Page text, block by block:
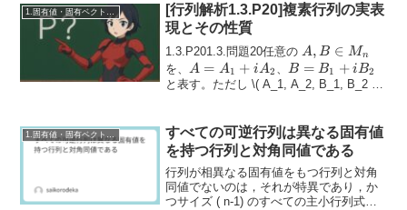
[行列解析1.3.P20]複素行列の実表
現とその性質
1.3.P201.3.問題20任意の A, B
\in
M_n
A, B ∈ Mn
を、 A =
A_1
A = A1 + iA2
B =
B_1
B = B1 + iB2
と表す。ただし\( A_1, A_2, B_1, B_2 \in
1.固有値・固有ベクトル・相似
すべての可逆行列は異なる固有値
を持つ行列と対角同値である
行列が相異なる固有値をもつ行列と対角
同値でないのは，それが特異であり，か
つサイズ ( n-1) のすべての主小行列式が